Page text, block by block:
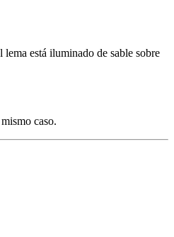
está iluminado de sable sobre
caso.